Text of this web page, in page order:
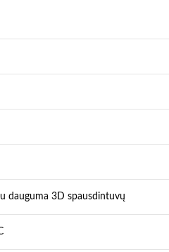
dauguma 3D spausdintuvų